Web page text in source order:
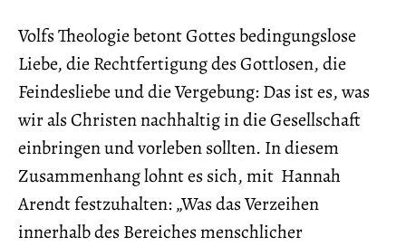
Volfs Theologie betont Gottes bedingungslose
Liebe, die Rechtfertigung des Gottlosen, die
Feindesliebe und die Vergebung: Das ist es, was
wir als Christen nachhaltig in die Gesellschaft
einbringen und vorleben sollten. In diesem
Zusammenhang lohnt es sich, mit Hannah
Arendt festzuhalten: „Was das Verzeihen
innerhalb des Bereiches menschlicher